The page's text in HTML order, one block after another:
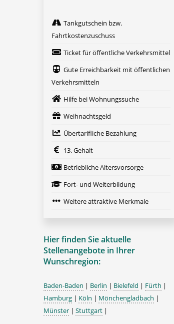
Tankgutschein bzw.
Fahrtkostenzuschuss
Ticket für öffentliche Verkehrsmittel
Gute Erreichbarkeit mit öffentlichen
Verkehrsmitteln
Hilfe bei Wohnungssuche
Weihnachtsgeld
Übertarifliche Bezahlung
13. Gehalt
Betriebliche Altersvorsorge
Fort- und Weiterbildung
Weitere attraktive Merkmale
Hier finden Sie aktuelle
Stellenangebote in Ihrer
Wunschregion:
Baden-Baden | Berlin | Bielefeld | Fürth |
Hamburg | Köln | Mönchengladbach |
Münster | Stuttgart |